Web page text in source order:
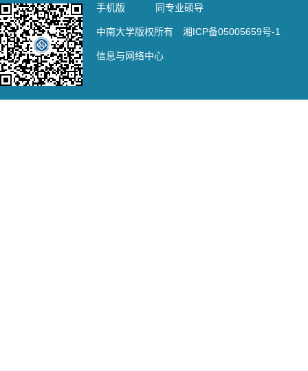
手机版 同专业硕导
中南大学版权所有 湘ICP备05005659号-1
信息与网络中心